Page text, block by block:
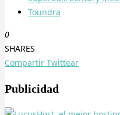
Toundra
0
SHARES
Compartir Twittear
Publicidad